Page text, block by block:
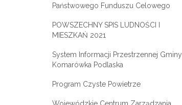
Państwowego Funduszu Celowego
POWSZECHNY SPIS LUDNOŚCI I
MIESZKAŃ 2021
System Informacji Przestrzennej Gminy
Komarówka Podlaska
Program Czyste Powietrze